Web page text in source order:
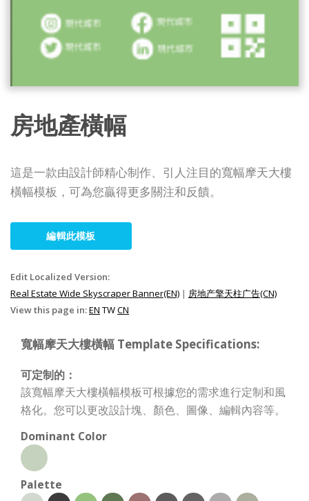
房地產橫幅
這是一款由設計師精心制作、引人注目的寬幅摩天大樓
橫幅模板，可為您贏得更多關注和反饋。
編輯此模板
Edit Localized Version:
Real Estate Wide Skyscraper Banner(EN) | 房地产擎天柱广告(CN)
View this page in:EN TWCN
寬幅摩天大樓橫幅 Template Specifications:
可定制的：
該寬幅摩天大樓橫幅模板可根據您的需求進行定制和風
格化。您可以更改設計塊、顏色、圖像、編輯內容等。
Dominant Color
Palette